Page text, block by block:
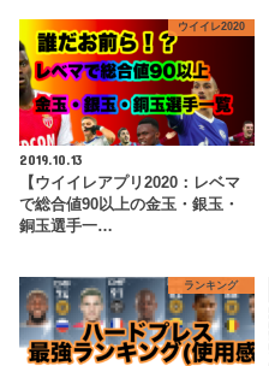
ウイイレ2020
2019.10.13
【ウイイレアプリ2020：レベマ
で総合値90以上の金玉・銀玉・
銅玉選手一…
ランキング